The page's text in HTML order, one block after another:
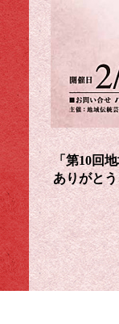
「第10回
ありがと